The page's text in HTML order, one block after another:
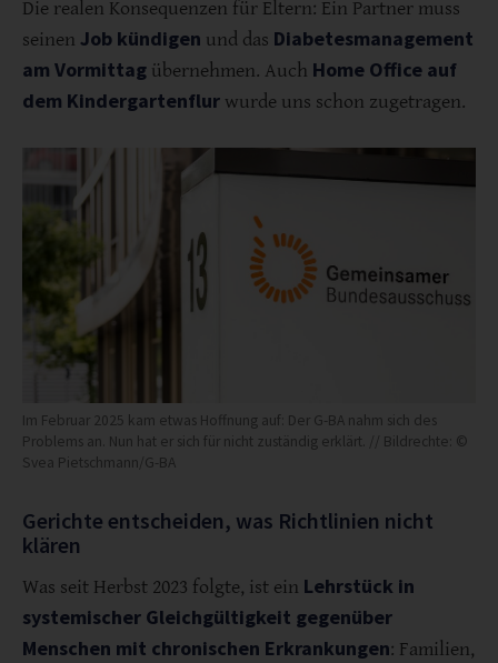
Die realen Konsequenzen für Eltern: Ein Partner muss
seinen Job kündigen und das Diabetesmanagement
am Vormittag übernehmen. Auch Home Office auf
dem Kindergartenflur wurde uns schon zugetragen.
Im Februar 2025 kam etwas Hoffnung auf: Der G-BA nahm sich des
Problems an. Nun hat er sich für nicht zuständig erklärt. // Bildrechte: ©
Svea Pietschmann/G-BA
Gerichte entscheiden, was Richtlinien nicht
klären
Was seit Herbst 2023 folgte, ist ein Lehrstück in
systemischer Gleichgültigkeit gegenüber
Menschen mit chronischen Erkrankungen: Familien,